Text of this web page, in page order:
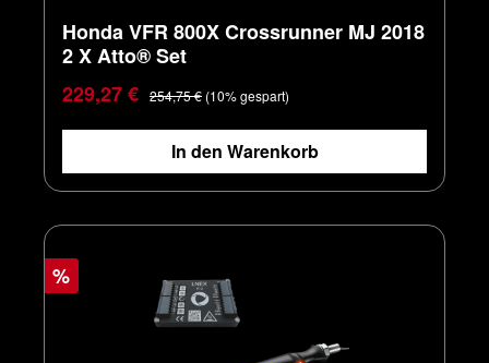
Honda VFR 800X Crossrunner MJ 2018
2 X Atto® Set
Verkaufspreis:
229,27 € Regulärer Preis:
254,75 € (10% gespart)
In den Warenkorb
%